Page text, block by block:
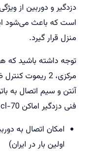
دزدگیر و دوربین از
است که باعث می‌شود
منزل قرار گیرد.
توجه داشته باشید که
مرکزی، 2
آنتن و سیم اتصال به
فنی دزدگیر اماکن cl-70 اریوسیس به شرح زیر است:
اولین بار در ایران)